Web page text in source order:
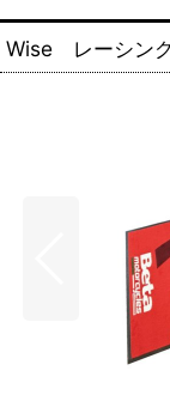
Wise レーシン